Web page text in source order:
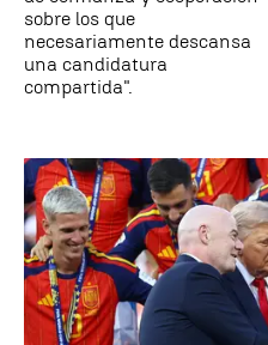
sobre los que
necesariamente descansa
una candidatura
compartida".